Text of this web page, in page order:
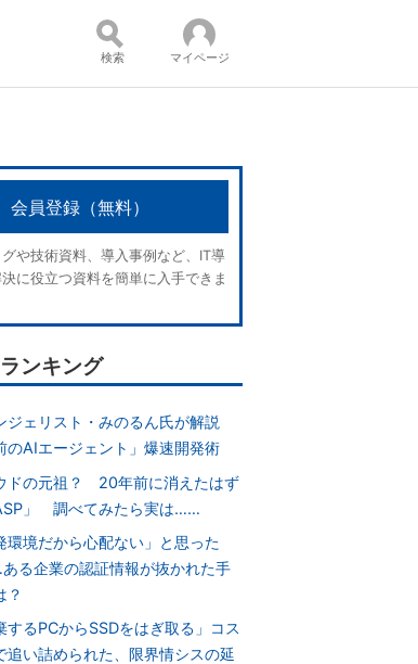
ンツ：
検索 マイページ
会員登録（無料）
や技術資料、導入事例など、IT導
に役立つ資料を簡単に入手できま
ンキング
ジェリスト・みのるん氏が解説
のAIエージェント」爆速開発術
ドの元祖？ 20年前に消えたはず
」 調べてみたら実は……
環境だから心配ない」と思った
る企業の認証情報が抜かれた手
？
するPCからSSDをはぎ取る」コス
追い詰められた、限界情シスの延